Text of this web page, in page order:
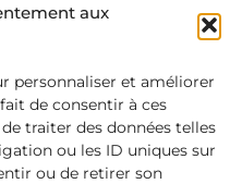
aux
personnaliser et améliorer
de consentir à ces
traiter des données telles
ou les ID uniques sur
ou de retirer son
de Communes